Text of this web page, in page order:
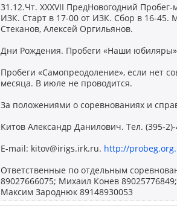
31.12.Чт. XXXVII ПредНовогодний
ИЗК. Старт в 17-00 от ИЗК. Сбор в 16-45.
Стеканов, Алексей Оргильянов.
Дни Рождения. Пробеги «Наши юбиляры»
Пробеги «Самопреодоление», если нет
месяца. В июле не проводится.
За положениями о соревнованиях и
Китов Александр Данилович. Тел. (395-
E-mail: kitov@irigs.irk.ru. http://probeg.org.
Ответственные по отдельным
89027666075; Михаил Конев
Максим Зароднюк 89148930053